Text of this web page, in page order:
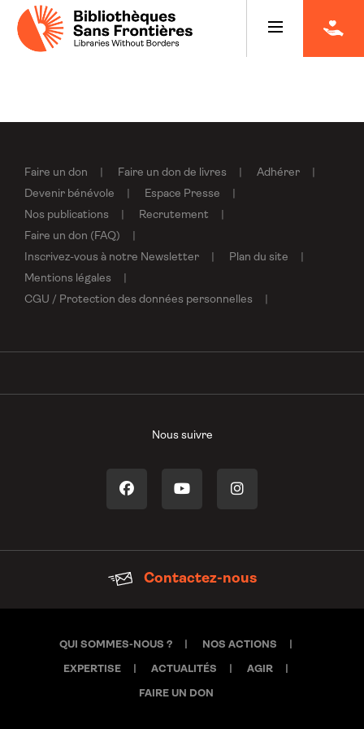
Faire un don Faire un don de livres
Adhérer
Devenir bénévole
Espace Presse
Nos publications
Recrutement
Faire un don (FAQ)
Inscrivez-vous à notre Newsletter
Plan du site
Mentions légales
CGU / Protection des données personnelles
Nous suivre
Contactez-nous
QUI SOMMES-NOUS ? NOS ACTIONS
EXPERTISE ACTUALITÉS AGIR
FAIRE UN DON